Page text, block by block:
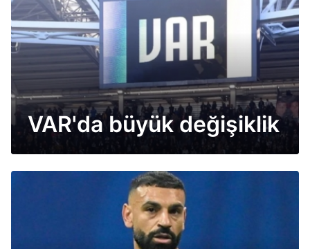
VAR'da büyük değişiklik